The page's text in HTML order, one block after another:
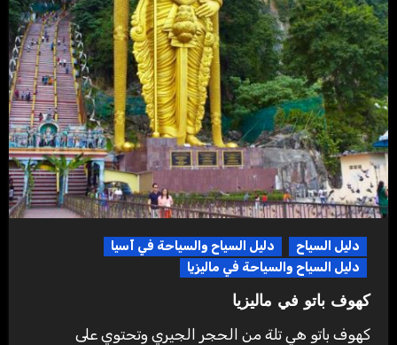
دليل السياح
دليل السياح والسياحة في آسيا
دليل السياح والسياحة في ماليزيا
كهوف باتو في ماليزيا
كهوف باتو هي تلة من الحجر الجيري وتحتوي على